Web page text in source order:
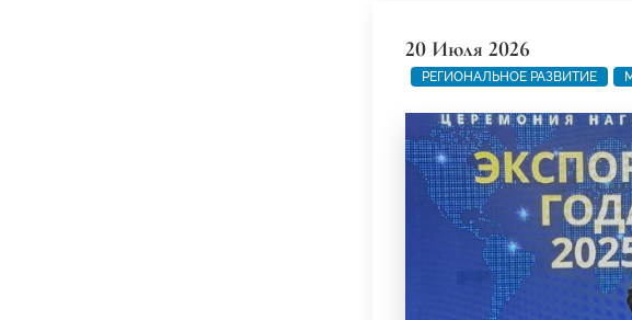
20 Июля 2026
РЕГИОНАЛЬНОЕ РАЗВИТИЕ